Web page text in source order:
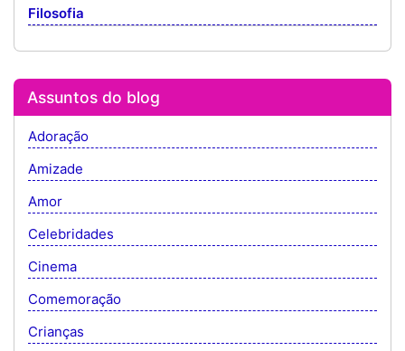
Filosofia
Assuntos do blog
Adoração
Amizade
Amor
Celebridades
Cinema
Comemoração
Crianças